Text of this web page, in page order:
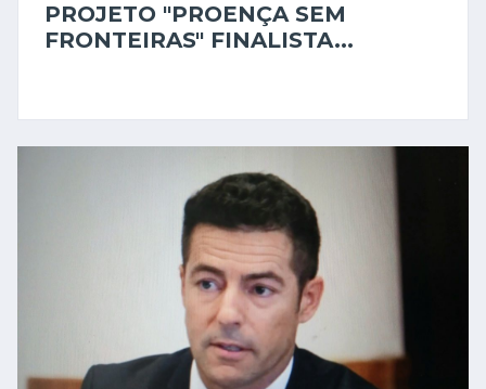
PROJETO "PROENÇA SEM
FRONTEIRAS" FINALISTA...